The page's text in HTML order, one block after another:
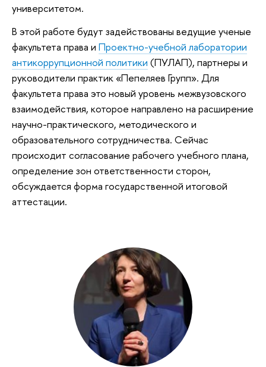
университетом.
В этой работе будут задействованы ведущие ученые
факультета права и Проектно-учебной лаборатории
антикоррупционной политики (ПУЛАП), партнеры и
руководители практик «Пепеляев Групп». Для
факультета права это новый уровень межвузовского
взаимодействия, которое направлено на расширение
научно-практического, методического и
образовательного сотрудничества. Сейчас
происходит согласование рабочего учебного плана,
определение зон ответственности сторон,
обсуждается форма государственной итоговой
аттестации.